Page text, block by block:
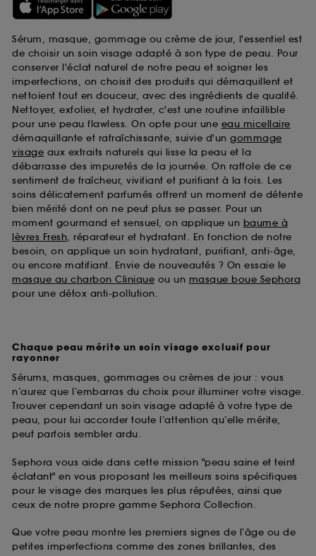
Sérum, masque, gommage ou crème de jour, l'essentiel est
de choisir un soin visage adapté à son type de peau. Pour
conserver l'éclat naturel de notre peau et soigner les
imperfections, on choisit des produits qui démaquillent et
nettoient tout en douceur, avec des ingrédients de qualité.
Nettoyer, exfolier, et hydrater, c'est une routine infaillible
pour une peau flawless. On opte pour une eau micellaire
démaquillante et rafraîchissante, suivie d'un gommage
visage aux extraits naturels qui lisse la peau et la
débarrasse des impuretés de la journée. On raffole de ce
sentiment de fraîcheur, vivifiant et purifiant à la fois. Les
soins délicatement parfumés offrent un moment de détente
bien mérité dont on ne peut plus se passer. Pour un
moment gourmand et sensuel, on applique un baume à
lèvres Fresh, réparateur et hydratant. En fonction de notre
besoin, on applique un soin hydratant, purifiant, anti-âge,
ou encore matifiant. Envie de nouveautés ? On essaie le
masque au charbon Clinique ou un masque boue Sephora
pour une détox anti-pollution.
Chaque peau mérite un soin visage exclusif pour
rayonner
Sérums, masques, gommages ou crèmes de jour : vous
n’aurez que l’embarras du choix pour illuminer votre visage.
Trouver cependant un soin visage adapté à votre type de
peau, pour lui accorder toute l’attention qu’elle mérite,
peut parfois sembler ardu.
Sephora vous aide dans cette mission "peau saine et teint
éclatant" en vous proposant les meilleurs soins spécifiques
pour le visage des marques les plus réputées, ainsi que
ceux de notre propre gamme Sephora Collection.
Que votre peau montre les premiers signes de l’âge ou de
petites imperfections comme des zones brillantes, des